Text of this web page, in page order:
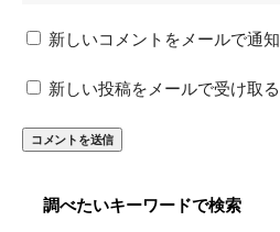
新しいコメントをメールで通知
新しい投稿をメールで受け取る
調べたいキーワードで検索